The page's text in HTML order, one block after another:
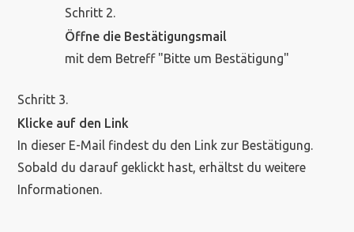
Schritt 2.
Öffne die Bestätigungsmail
mit dem Betreff "Bitte um Bestätigung"
Schritt 3.
Klicke auf den Link
In dieser E-Mail findest du den Link zur Bestätigung.
Sobald du darauf geklickt hast, erhältst du weitere
Informationen.